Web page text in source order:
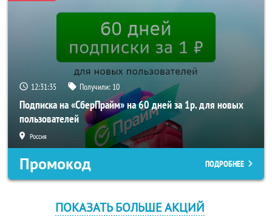
12:31:33 Получили: 10
Подписка на «СберПрайм» на 60 дней за 1р. для новых
пользователей
Россия
Промокод ПОДРОБНЕЕ
ПОКАЗАТЬ БОЛЬШЕ АКЦИЙ